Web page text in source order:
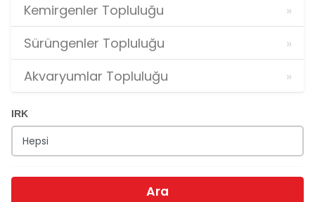
Kemirgenler Topluluğu
Sürüngenler Topluluğu
Akvaryumlar Topluluğu
IRK
Ara